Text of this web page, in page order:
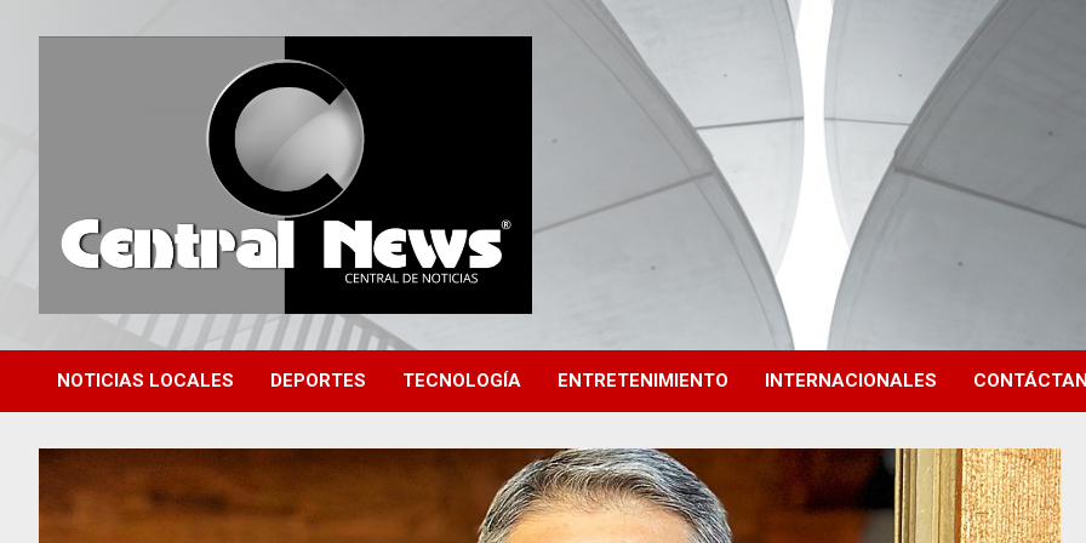
Central News HN
Central de Noticias
NOTICIAS LOCALES DEPORTES TECNOLOGÍA ENTRETENIMIENTO INTERNACIONALES